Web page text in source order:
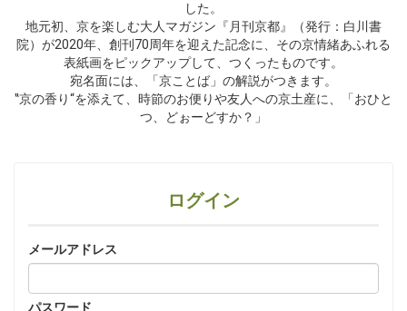
した。
地元初、京を楽しむ大人マガジン『月刊京都』（発行：白川書
院）が2020年、創刊70周年を迎えた記念に、その京情緒あふれる
表紙画をピックアップして、つくったものです。
宛名面には、「京ことば」の解説がつきます。
‟京の香り“を添えて、時節のお便りや友人への京土産に、「おひと
つ、どぉーどすか？」
ログイン
メールアドレス
パスワード